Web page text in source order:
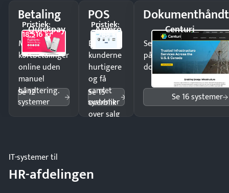
Betaling
Quickpay
Pristjek:
18.516 kr
Modtag
kortbetalinger
online uden
manuel
håndtering.
Se 12
systemer
POS
Amero
Pristjek:
4.788 kr
Ekspedér
kunderne
hurtigere
og få
samlet
overblik
over salg
Se 15
systemer
Centuri
Send kontrakter til
på minutter og mist
dokumenter.
Se 16 systemer
IT-systemer til
HR-afdelingen